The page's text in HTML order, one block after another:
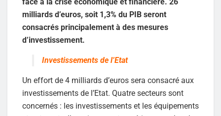
milliards d’euros, soit 1,3% du PIB seront
consacrés principalement à des mesures
d’investissement.
Investissements de l’Etat
Un effort de 4 milliards d’euros sera consacré aux
investissements de l’Etat. Quatre secteurs sont
concernés : les investissements et les équipements